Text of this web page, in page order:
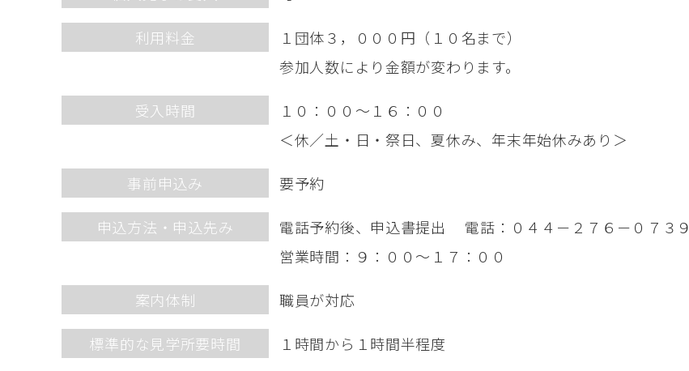
利用料金
１団体３，０００円（１０名まで）
参加人数により金額が変わります。
受入時間
１０：００～１６：００
＜休／土・日・祭日、夏休み、年末年始休みあり＞
事前申込み 要予約
申込方法・申込先み
電話予約後、申込書提出 電話：０４４－２７６－０７３９
営業時間：９：００～１７：００
案内体制 職員が対応
標準的な見学所要時間 １時間から１時間半程度